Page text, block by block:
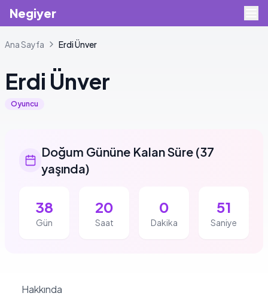
Negiyer
Ana Sayfa ErdiÜnver
Erdi Ünver
Oyuncu
Doğum Gününe Kalan Süre (37
yaşında)
38
Gün
20
Saat
0
Dakika
50
Saniye
Hakkında